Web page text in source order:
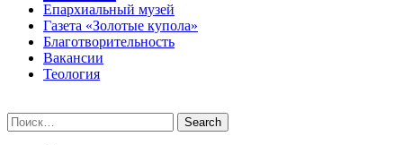
Епархиальный музeй
Газета «Золотые купола»
Благотворительность
Вакансии
Теология